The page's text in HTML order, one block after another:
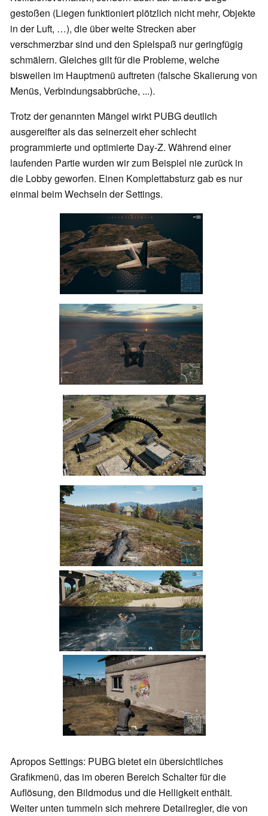
gestoßen (Liegen funktioniert plötzlich nicht mehr, Objekte
in der Luft, …), die über weite Strecken aber
verschmerzbar sind und den Spielspaß nur geringfügig
schmälern. Gleiches gilt für die Probleme, welche
bisweilen im Hauptmenü auftreten (falsche Skalierung von
Menüs, Verbindungsabbrüche, ...).
Trotz der genannten Mängel wirkt PUBG deutlich
ausgereifter als das seinerzeit eher schlecht
programmierte und optimierte Day-Z. Während einer
laufenden Partie wurden wir zum Beispiel nie zurück in
die Lobby geworfen. Einen Komplettabsturz gab es nur
einmal beim Wechseln der Settings.
Apropos Settings: PUBG bietet ein übersichtliches
Grafikmenü, das im oberen Bereich Schalter für die
Auflösung, den Bildmodus und die Helligkeit enthält.
Weiter unten tummeln sich mehrere Detailregler, die von